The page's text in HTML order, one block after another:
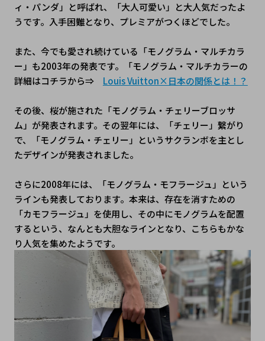
ィ・パンダ」と呼ばれ、「大人可愛い」と大人気だったよ
うです。入手困難となり、プレミアがつくほどでした。
また、今でも愛され続けている「モノグラム・マルチカラ
ー」も2003年の発表です。「モノグラム・マルチカラーの
詳細はコチラから⇒ Louis Vuitton×日本の関係とは！？
その後、桜が施された「モノグラム・チェリーブロッサ
ム」が発表されます。その翌年には、「チェリー」繋がり
で、「モノグラム・チェリー」というサクランボを主とし
たデザインが発表されました。
さらに2008年には、「モノグラム・モフラージュ」という
ラインも発表しております。本来は、存在を消すための
「カモフラージュ」を使用し、その中にモノグラムを配置
するという、なんとも大胆なラインとなり、こちらもかな
り人気を集めたようです。